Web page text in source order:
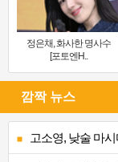
정은채, 화사한 명사수
[포토엔H..
깜짝 뉴스
고소영, 낮술 마